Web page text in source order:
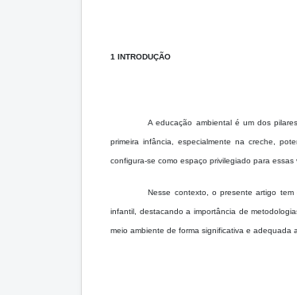
1 INTRODUÇÃO
A educação ambiental é um dos
primeira infância, especialmente na creche,
configura-se como espaço privilegiado para
Nesse contexto, o presente artigo
infantil, destacando a importância de
meio ambiente de forma significativa e adequada